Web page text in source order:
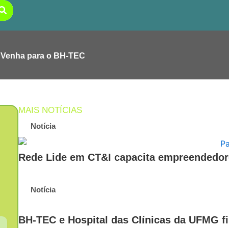
Venha para o BH-TEC
MAIS NOTÍCIAS
Notícia
Rede Lide em CT&I capacita
Notícia
BH-TEC e Hospital das Clínicas da